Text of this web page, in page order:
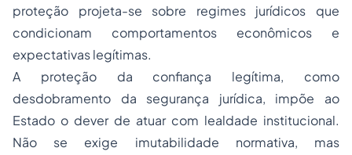
proteção projeta-se sobre regimes jurídicos que
condicionam comportamentos econômicos e
expectativas legítimas.
A proteção da confiança legítima, como
desdobramento da segurança jurídica, impõe ao
Estado o dever de atuar com lealdade institucional.
Não se exige imutabilidade normativa, mas